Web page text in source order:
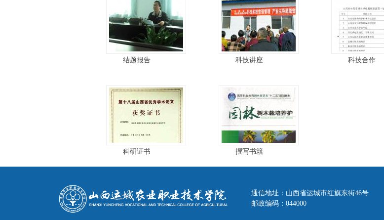
结题报告 科技讲座 科技合作
科研证书 撰写书籍
通信地址：山西省运城市红旗东街46号
邮政编码：044000